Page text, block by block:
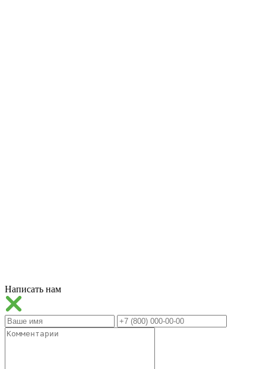
Написать нам